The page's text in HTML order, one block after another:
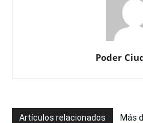
Poder
Artículos relacionados Más